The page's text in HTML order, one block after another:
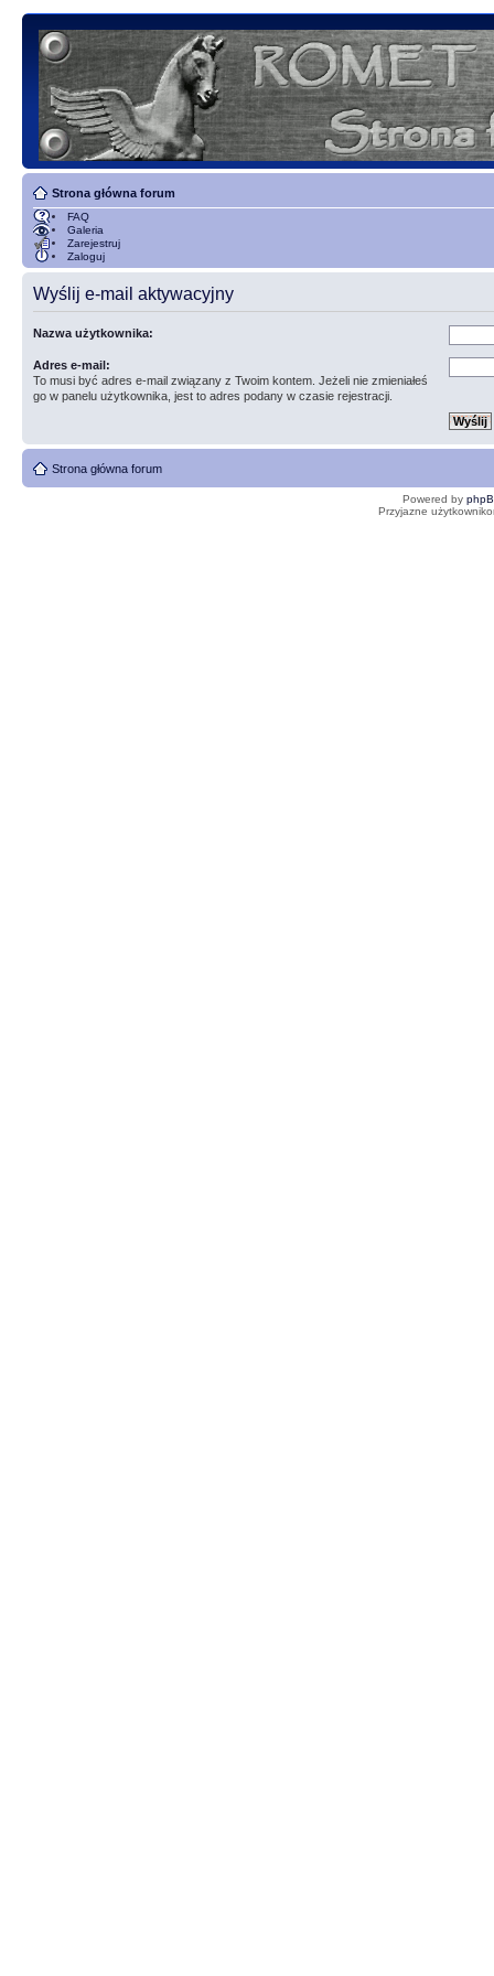
Strona główna forum
FAQ
Galeria
Zarejestruj
Zaloguj
Wyślij e-mail aktywacyjny
Nazwa użytkownika:
Adres e-mail:
To musi być adres e-mail związany z Twoim kontem. Jeżeli nie zmieniałeś
go w panelu użytkownika, jest to adres podany w czasie rejestracji.
Strona główna forum
Powered by
Przyjazne